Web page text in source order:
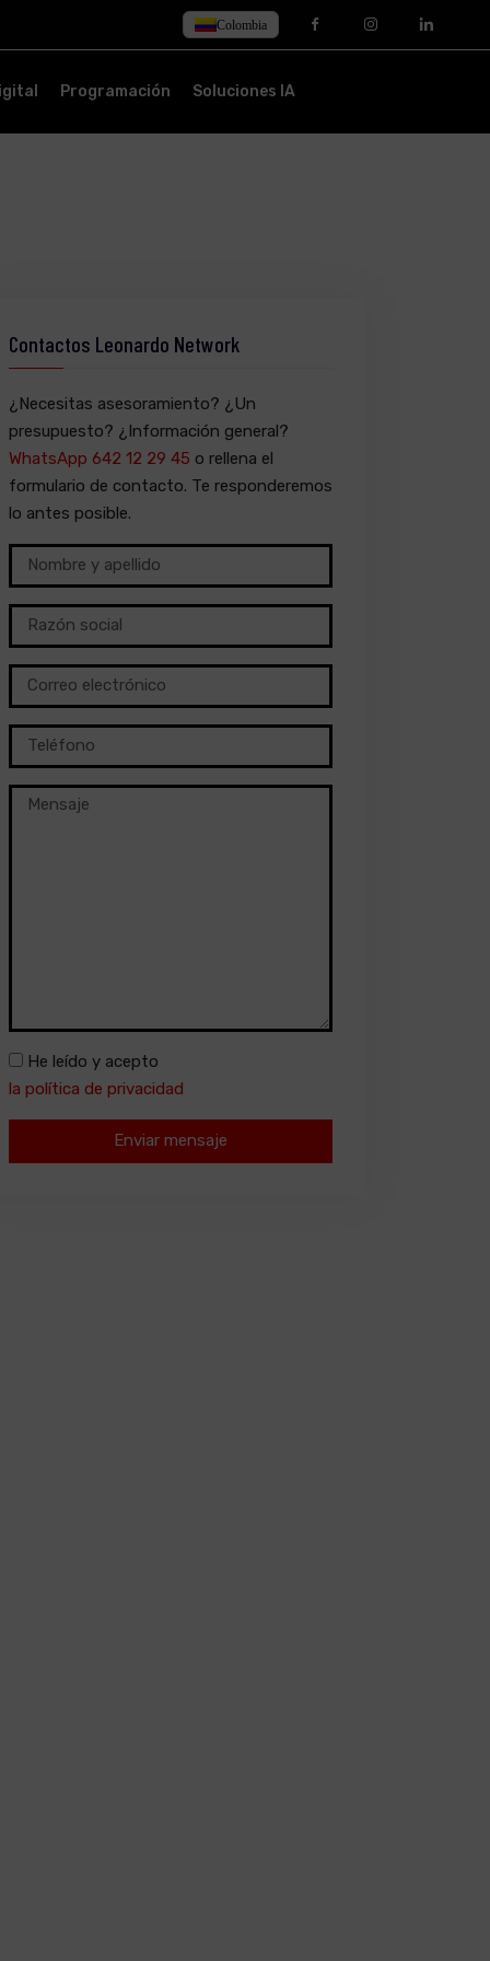
Colombia
Programación Soluciones IA
Contactos Leonardo Network
¿Necesitas asesoramiento? ¿Un
presupuesto? ¿Información general?
WhatsApp 642 12 29 45 o rellena el
formulario de contacto. Te responderemos
lo antes posible.
He leído y acepto
la política de privacidad
Enviar mensaje